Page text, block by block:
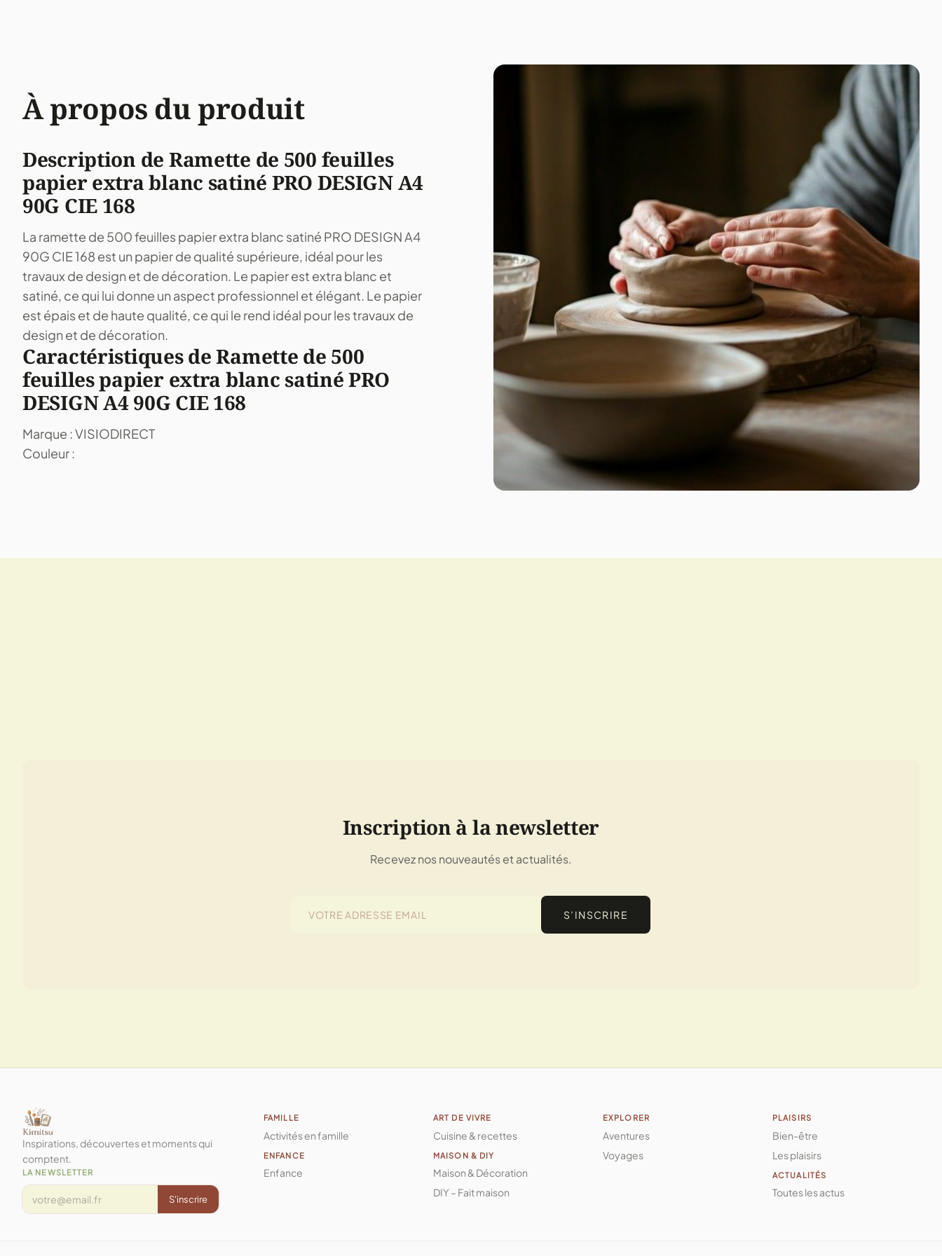
À propos du produit
Description de Ramette de 500 feuilles
papier extra blanc satiné PRO DESIGN A4
90G CIE 168
La ramette de 500 feuilles papier extra blanc satiné PRO DESIGN A4
90G CIE 168 est un papier de qualité supérieure, idéal pour les
travaux de design et de décoration. Le papier est extra blanc et
satiné, ce qui lui donne un aspect professionnel et élégant. Le papier
est épais et de haute qualité, ce qui le rend idéal pour les travaux de
design et de décoration.
Caractéristiques de Ramette de 500
feuilles papier extra blanc satiné PRO
DESIGN A4 90G CIE 168
Marque : VISIODIRECT
Couleur :
Inscription à la newsletter
Recevez nos nouveautés et actualités.
S’INSCRIRE
Inspirations, découvertes et moments qui
comptent.
LA NEWSLETTER
S'inscrire
FAMILLE
Activités en famille
ENFANCE
Enfance
ART DE VIVRE
Cuisine & recettes
MAISON & DIY
Maison & Décoration
DIY – Fait maison
EXPLORER
Aventures
Voyages
PLAISIRS
Bien-être
Les plaisirs
ACTUALITÉS
Toutes les actus